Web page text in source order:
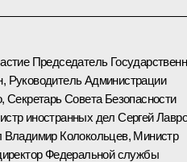
Председатель
, Руководитель Администрации
, Секретарь Совета Безопасности
иностранных делСергей
Владимир Колокольцев, Министр
Федеральной службы